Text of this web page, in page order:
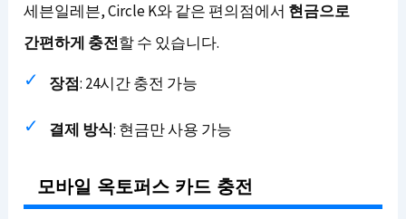
세븐일레븐, Circle K와 같은 편의점에서 현금으로
간편하게 충전할 수 있습니다.
장점: 24시간 충전 가능
결제 방식: 현금만 사용 가능
모바일 옥토퍼스 카드 충전